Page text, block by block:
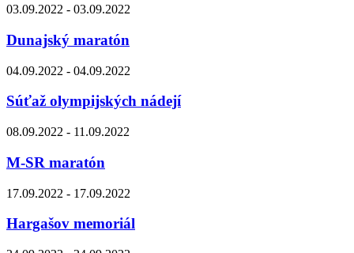
03.09.2022 - 03.09.2022
Dunajský maratón
04.09.2022 - 04.09.2022
Súťaž olympijských nádejí
08.09.2022 - 11.09.2022
M-SR maratón
17.09.2022 - 17.09.2022
Hargašov memoriál